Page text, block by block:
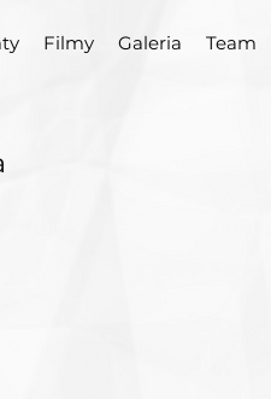
Filmy Galeria Team